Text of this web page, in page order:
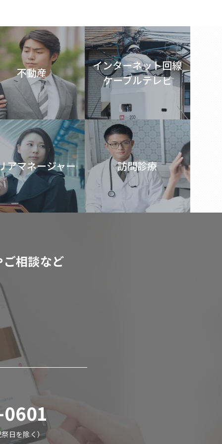
不動産
インターネット回線
ケーブルテレビ
アマネージャー 訪問診療
相談など
日を除く）